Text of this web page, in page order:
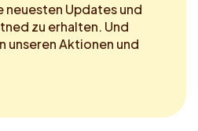
neuesten Updates und
zu erhalten. Und
unseren Aktionen und